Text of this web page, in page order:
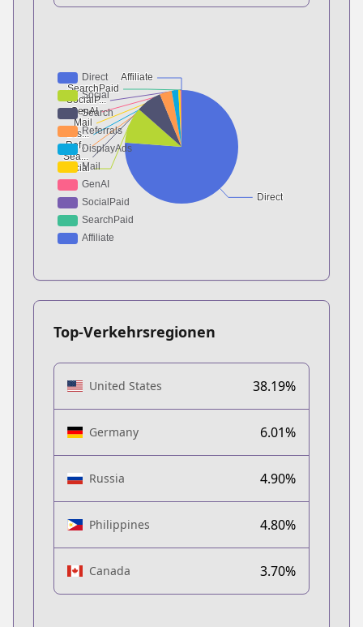
Top-Verkehrsregionen
United States 38.19%
Germany 6.01%
Russia 4.90%
Philippines 4.80%
Canada 3.70%